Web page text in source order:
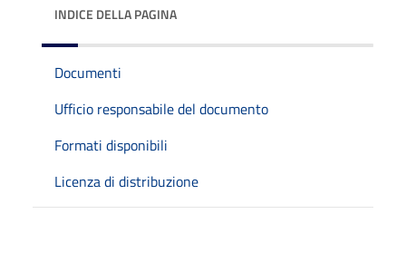
INDICE DELLA PAGINA
Documenti
Ufficio responsabile del documento
Formati disponibili
Licenza di distribuzione